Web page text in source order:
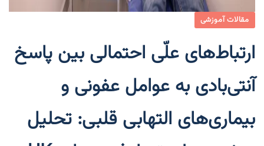
مقالات آموزشی
ارتباط‌های علّی احتمالی بین پاسخ
آنتی‌بادی به عوامل عفونی و
بیماری‌های التهابی قلبی: تحلیل